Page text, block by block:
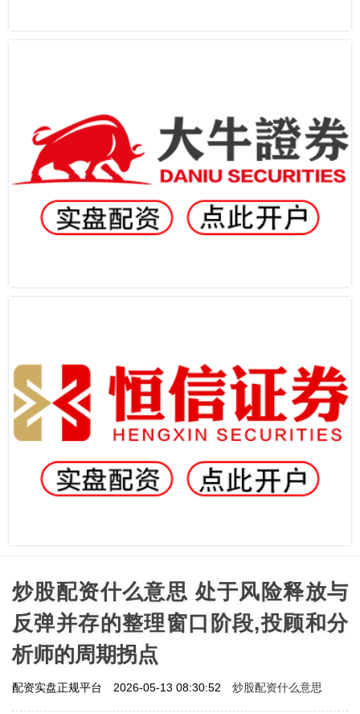
炒股配资什么意思 处于风险释放与
反弹并存的整理窗口阶段,投顾和分
析师的周期拐点
配资实盘正规平台 2026-05-13 08:30:52 炒股配资什么意思